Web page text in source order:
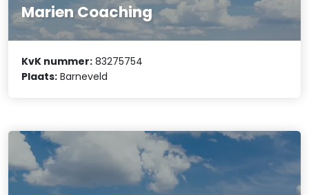
Marien Coaching
KvK nummer: 83275754
Plaats: Barneveld